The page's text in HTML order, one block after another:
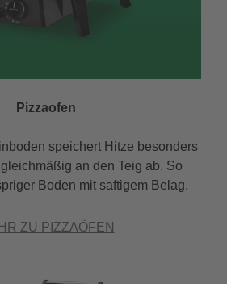
Pizzaofen
speichert Hitze besonders
an den Teig ab. So
Boden mit saftigem Belag.
ZU PIZZAÖFEN